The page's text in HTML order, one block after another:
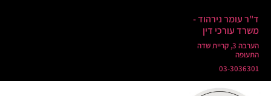
ד"ר עומר נירהוד -
משרד עורכי דין
הערבה 3, קריית שדה
התעופה
03-3036301